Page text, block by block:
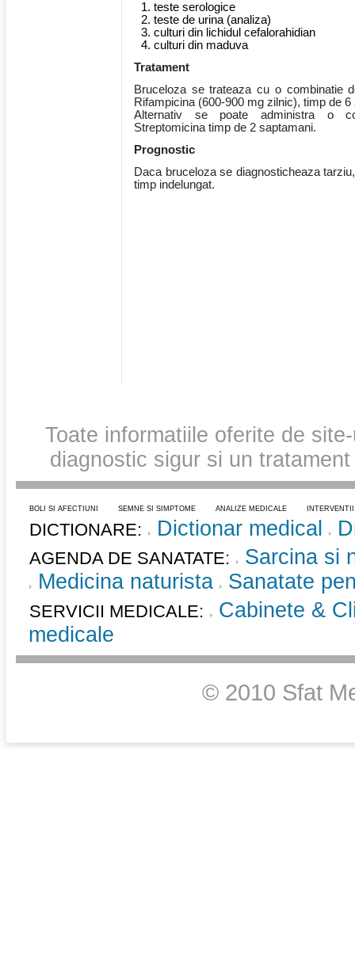
teste serologice
teste de urina (analiza)
culturi din lichidul cefalorahidian
culturi din maduva
Tratament
Bruceloza se trateaza cu o combinatie
Rifampicina (600-900 mg zilnic), timp de 6
Alternativ se poate administra o
Streptomicina timp de 2 saptamani.
Prognostic
Daca bruceloza se diagnosticheaza
timp indelungat.
Toate informatiile oferite de
diagnostic sigur si un
BOLI SI AFECTIUNI SEMNE SI SIMPTOME ANALIZE MEDICALE
DICTIONARE: Dictionar medical
AGENDA DE SANATATE:
Sarcina si
Medicina naturista
Sanatate
SERVICII MEDICALE:
Cabinete &
medicale
© 2010 Sfat